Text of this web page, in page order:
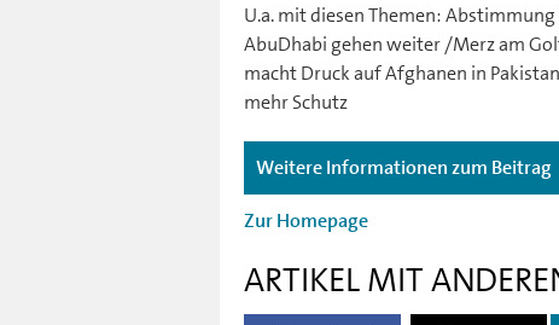
U.a. mit diesen Themen:
AbuDhabi gehen weiter /Merz am
macht Druck auf Afghanen in
mehr Schutz
Weitere Informationen zum Beitrag
Zur Homepage
ARTIKEL MIT